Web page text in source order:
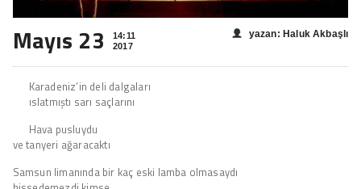
Mayıs 23
14:11
2017
yazan: Haluk Akbaşlı
Karadeniz’in deli dalgaları
ıslatmıştı sarı saçlarını
Hava pusluydu
ve tanyeri ağaracaktı
Samsun limanında bir kaç eski lamba olmasaydı